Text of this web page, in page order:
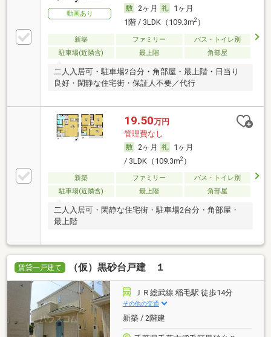
動画あり
2ヶ月
1ヶ月
1階 / 3LDK（109.3m2）
新築 ファミリー
バス・トイレ別
駐車場(近隣含)
最上階 角部屋
二人入居可・駐車場2台分・角部屋・最上階・日当り
良好・閑静な住宅街・保証人不要／代行
19.50万円
管理費なし
2ヶ月
1ヶ月
/ 3LDK（109.3m2）
新築 ファミリー
バス・トイレ別
駐車場(近隣含)
最上階 角部屋
二人入居可・閑静な住宅街・駐車場2台分・角部屋・
最上階
賃貸一戸建て （仮）黒砂台戸建 １
ＪＲ総武線 稲毛駅 徒歩14分
その他の交通
新築 / 2階建